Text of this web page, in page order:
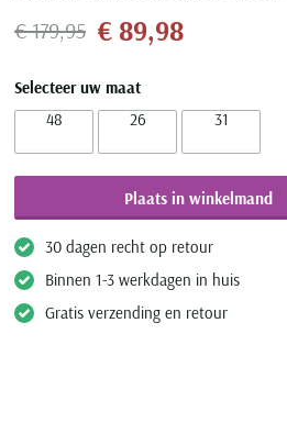
€ 179,95 € 89,98
Selecteer uw maat
48
26 31
Plaats in winkelmand
30 dagen recht op retour
Binnen 1-3 werkdagen in huis
Gratis verzending en retour